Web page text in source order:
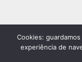
Cookies:
experiência de